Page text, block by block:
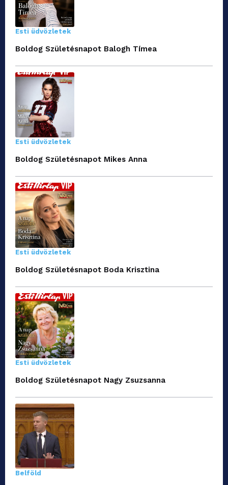
Esti üdvözletek
Boldog Születésnapot Balogh Tímea
Esti üdvözletek
Boldog Születésnapot Mikes Anna
Esti üdvözletek
Boldog Születésnapot Boda Krisztina
Esti üdvözletek
Boldog Születésnapot Nagy Zsuzsanna
Belföld